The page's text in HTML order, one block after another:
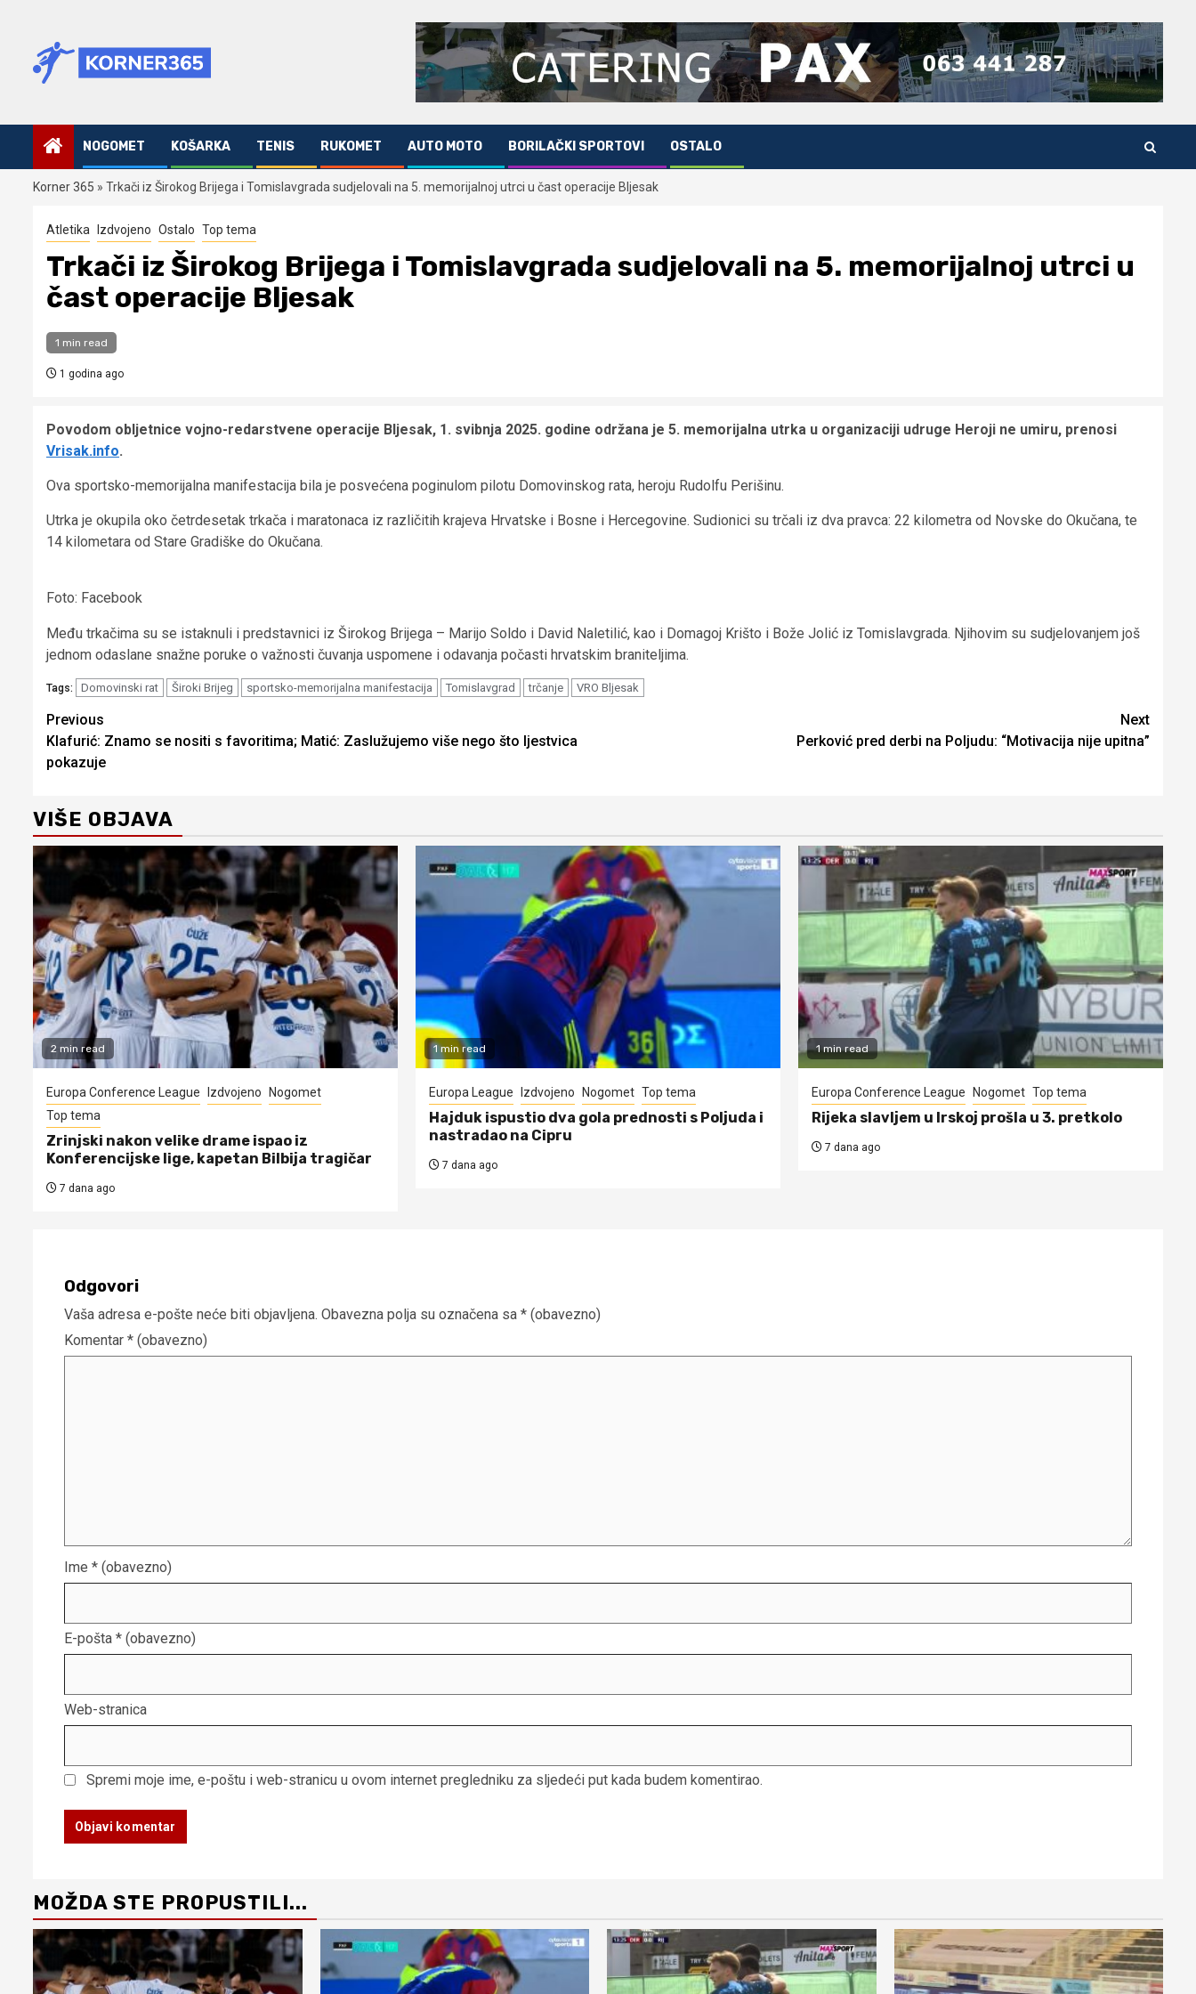
content
NOGOMET KOŠARKA TENIS RUKOMET AUTO MOTO BORILAČKI SPORTOVI OSTALO
Korner 365 » Trkači iz Širokog Brijega i Tomislavgrada sudjelovali na 5. memorijalnoj utrci u čast operacije Bljesak
Atletika Izdvojeno Ostalo Top tema
Trkači iz Širokog Brijega i Tomislavgrada sudjelovali na 5. memorijalnoj utrci u
čast operacije Bljesak
1 min read
1 godina ago
Povodom obljetnice vojno-redarstvene operacije Bljesak, 1. svibnja 2025. godine održana je 5. memorijalna utrka u organizaciji udruge Heroji ne umiru, prenosi
Vrisak.info.
Ova sportsko-memorijalna manifestacija bila je posvećena poginulom pilotu Domovinskog rata, heroju Rudolfu Perišinu.
Utrka je okupila oko četrdesetak trkača i maratonaca iz različitih krajeva Hrvatske i Bosne i Hercegovine. Sudionici su trčali iz dva pravca: 22 kilometra od Novske do Okučana, te
14 kilometara od Stare Gradiške do Okučana.
Foto: Facebook
Među trkačima su se istaknuli i predstavnici iz Širokog Brijega – Marijo Soldo i David Naletilić, kao i Domagoj Krišto i Bože Jolić iz Tomislavgrada. Njihovim su sudjelovanjem još
jednom odaslane snažne poruke o važnosti čuvanja uspomene i odavanja počasti hrvatskim braniteljima.
Tags: Domovinski rat Široki Brijeg sportsko-memorijalna manifestacija Tomislavgrad trčanje VRO Bljesak
Continue
Reading
Previous
Klafurić: Znamo se nositi s favoritima; Matić: Zaslužujemo više nego što ljestvica
pokazuje
Next
Perković pred derbi na Poljudu: “Motivacija nije upitna”
VIŠE OBJAVA
2 min read
Europa Conference League Izdvojeno
Nogomet
Top tema
Zrinjski nakon velike drame ispao iz
Konferencijske lige, kapetan Bilbija tragičar
7 dana ago
1 min read
Europa League Izdvojeno Nogomet Top tema
Hajduk ispustio dva gola prednosti s Poljuda i
nastradao na Cipru
7 dana ago
1 min read
Europa Conference League Nogomet Top tema
Rijeka slavljem u Irskoj prošla u 3. pretkolo
7 dana ago
Odgovori
Vaša adresa e-pošte neće biti objavljena. Obavezna polja su označena sa * (obavezno)
Komentar * (obavezno)
Ime * (obavezno)
E-pošta * (obavezno)
Web-stranica
Spremi moje ime, e-poštu i web-stranicu u ovom internet pregledniku za sljedeći put kada budem komentirao.
MOŽDA STE PROPUSTILI...